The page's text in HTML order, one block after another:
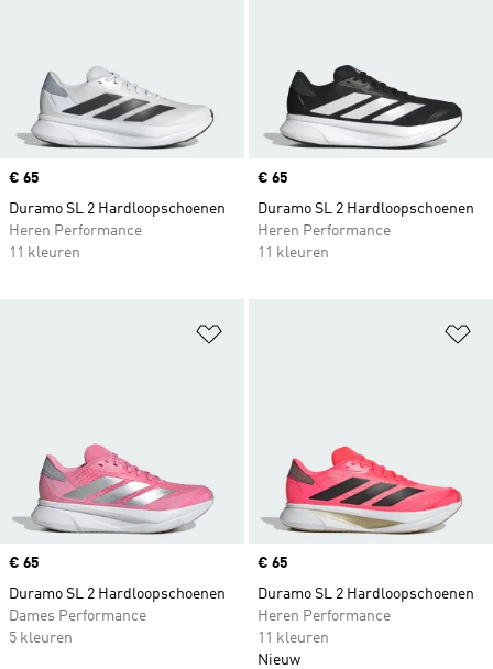
Price
€ 65
Duramo SL 2 Hardloopschoenen
Heren Performance
11 kleuren
Price
€ 65
Duramo SL 2 Hardloopschoenen
Heren Performance
11 kleuren
Price
€ 65
Duramo SL 2 Hardloopschoenen
Dames Performance
5 kleuren
Price
€ 65
Duramo SL 2 Hardloopschoenen
Heren Performance
11 kleuren
Nieuw